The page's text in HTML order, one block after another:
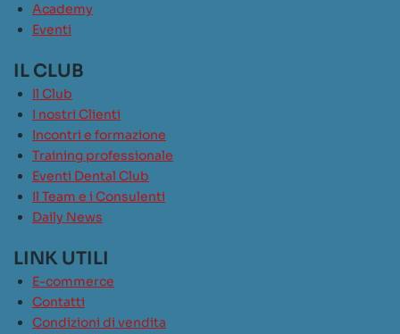
Academy
Eventi
IL CLUB
Il Club
I nostri Clienti
Incontri e formazione
Training professionale
Eventi Dental Club
Il Team e i Consulenti
Daily News
LINK UTILI
E-commerce
Contatti
Condizioni di vendita